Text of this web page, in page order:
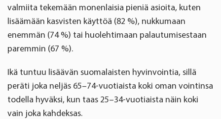
valmiita tekemään monenlaisia pieniä asioita, kuten
lisäämään kasvisten käyttöä (82 %), nukkumaan
enemmän (74 %) tai huolehtimaan palautumisestaan
paremmin (67 %).
Ikä tuntuu lisäävän suomalaisten hyvinvointia, sillä
peräti joka neljäs 65–74-vuotiaista koki oman vointinsa
todella hyväksi, kun taas 25–34-vuotiaista näin koki
vain joka kahdeksas.